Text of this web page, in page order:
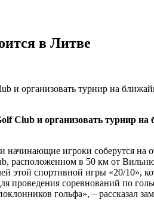
в Литве
организовать турнир на
и организовать турнир на
начинающие игроки соберутся на
расположенном в 50 км от
этой спортивной игры «20/10»,
проведения соревнований по
гольфа», – рассказал